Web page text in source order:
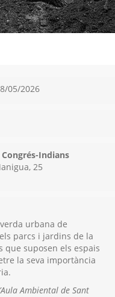
05/2026
Indians
25
urbana de
parcs i jardins de la
que suposen els espais
la seva importància
Ambiental de Sant